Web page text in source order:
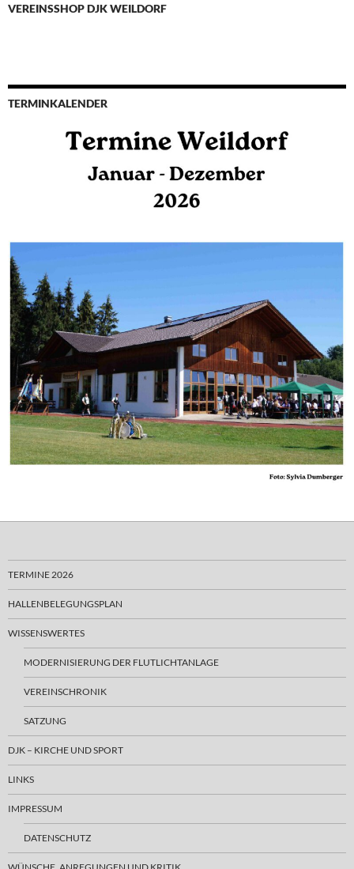
VEREINSSHOP DJK WEILDORF
TERMINKALENDER
TERMINE 2026
HALLENBELEGUNGSPLAN
WISSENSWERTES
MODERNISIERUNG DER FLUTLICHTANLAGE
VEREINSCHRONIK
SATZUNG
DJK – KIRCHE UND SPORT
LINKS
IMPRESSUM
DATENSCHUTZ